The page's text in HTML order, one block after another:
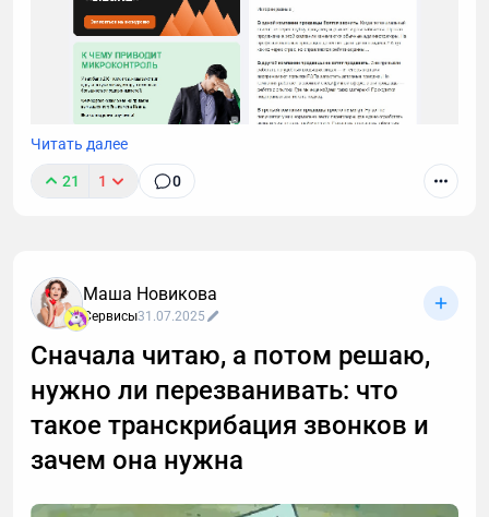
Читать далее
21 1 0
Маша Новикова
Сервисы31.07.2025
Сначала читаю, а потом решаю,
нужно ли перезванивать: что
такое транскрибация звонков и
зачем она нужна